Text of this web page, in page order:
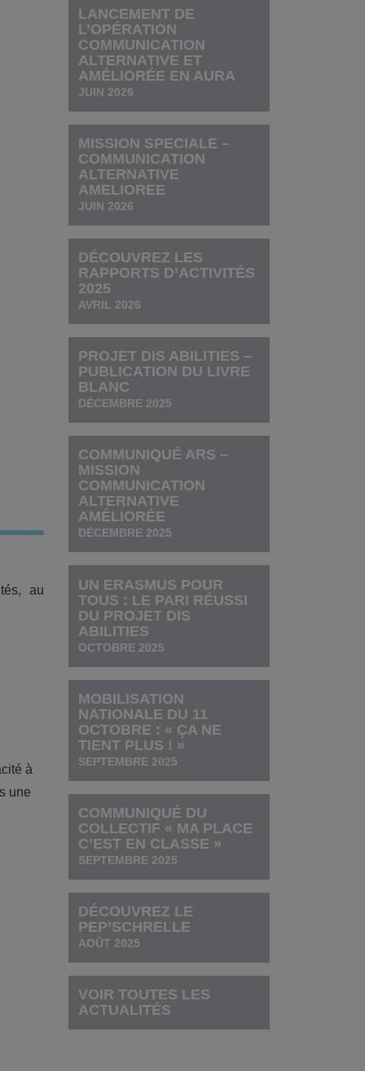
au
à
une
LANCEMENT DE
L’OPÉRATION
COMMUNICATION
ALTERNATIVE ET
AMÉLIORÉE EN AURA
JUIN 2026
MISSION SPECIALE –
COMMUNICATION
ALTERNATIVE
AMELIOREE
JUIN 2026
DÉCOUVREZ LES
RAPPORTS D’ACTIVITÉS
2025
AVRIL 2026
PROJET DIS ABILITIES –
PUBLICATION DU LIVRE
BLANC
DÉCEMBRE 2025
COMMUNIQUÉ ARS –
MISSION
COMMUNICATION
ALTERNATIVE
AMÉLIORÉE
DÉCEMBRE 2025
UN ERASMUS POUR
TOUS : LE PARI RÉUSSI
DU PROJET DIS
ABILITIES
OCTOBRE 2025
MOBILISATION
NATIONALE DU 11
OCTOBRE : « ÇA NE
TIENT PLUS ! »
SEPTEMBRE 2025
COMMUNIQUÉ DU
COLLECTIF « MA PLACE
C’EST EN CLASSE »
SEPTEMBRE 2025
DÉCOUVREZ LE
PEP’SCHRELLE
AOÛT 2025
VOIR TOUTES LES
ACTUALITÉS